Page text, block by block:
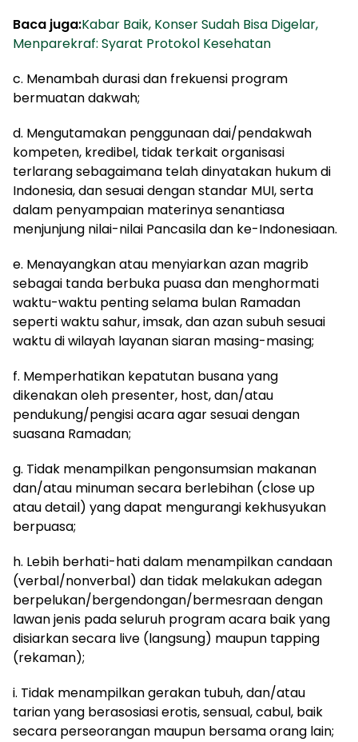
Baca juga:Kabar Baik, Konser Sudah Bisa Digelar,
Menparekraf: Syarat Protokol Kesehatan
c. Menambah durasi dan frekuensi program
bermuatan dakwah;
d. Mengutamakan penggunaan dai/pendakwah
kompeten, kredibel, tidak terkait organisasi
terlarang sebagaimana telah dinyatakan hukum di
Indonesia, dan sesuai dengan standar MUI, serta
dalam penyampaian materinya senantiasa
menjunjung nilai-nilai Pancasila dan ke-Indonesiaan.
e. Menayangkan atau menyiarkan azan magrib
sebagai tanda berbuka puasa dan menghormati
waktu-waktu penting selama bulan Ramadan
seperti waktu sahur, imsak, dan azan subuh sesuai
waktu di wilayah layanan siaran masing-masing;
f. Memperhatikan kepatutan busana yang
dikenakan oleh presenter, host, dan/atau
pendukung/pengisi acara agar sesuai dengan
suasana Ramadan;
g. Tidak menampilkan pengonsumsian makanan
dan/atau minuman secara berlebihan (close up
atau detail) yang dapat mengurangi kekhusyukan
berpuasa;
h. Lebih berhati-hati dalam menampilkan candaan
(verbal/nonverbal) dan tidak melakukan adegan
berpelukan/bergendongan/bermesraan dengan
lawan jenis pada seluruh program acara baik yang
disiarkan secara live (langsung) maupun tapping
(rekaman);
i. Tidak menampilkan gerakan tubuh, dan/atau
tarian yang berasosiasi erotis, sensual, cabul, baik
secara perseorangan maupun bersama orang lain;